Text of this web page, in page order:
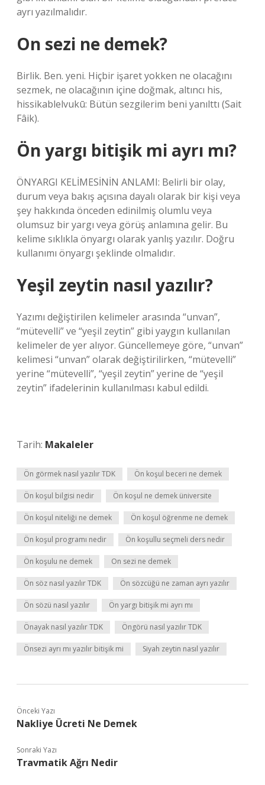
ayrı yazılmalıdır.
On sezi ne demek?
Birlik. Ben. yeni. Hiçbir işaret yokken ne olacağını
sezmek, ne olacağının içine doğmak, altıncı his,
hissikablelvukū: Bütün sezgilerim beni yanılttı (Sait
Fâik).
Ön yargı bitişik mi ayrı mı?
ÖNYARGI KELİMESİNİN ANLAMI: Belirli bir olay,
durum veya bakış açısına dayalı olarak bir kişi veya
şey hakkında önceden edinilmiş olumlu veya
olumsuz bir yargı veya görüş anlamına gelir. Bu
kelime sıklıkla önyargı olarak yanlış yazılır. Doğru
kullanımı önyargı şeklinde olmalıdır.
Yeşil zeytin nasıl yazılır?
Yazımı değiştirilen kelimeler arasında “unvan”,
“mütevelli” ve “yeşil zeytin” gibi yaygın kullanılan
kelimeler de yer alıyor. Güncellemeye göre, “unvan”
kelimesi “unvan” olarak değiştirilirken, “mütevelli”
yerine “mütevelli”, “yeşil zeytin” yerine de “yeşil
zeytin” ifadelerinin kullanılması kabul edildi.
Tarih: Makaleler
Ön görmek nasıl yazılır TDK Ön koşul beceri ne demek
Ön koşul bilgisi nedir Ön koşul ne demek üniversite
Ön koşul niteliği ne demek Ön koşul öğrenme ne demek
Ön koşul programı nedir Ön koşullu seçmeli ders nedir
Ön koşulu ne demek On sezi ne demek
Ön söz nasıl yazılır TDK Ön sözcüğü ne zaman ayrı yazılır
Ön sözü nasıl yazılır Ön yargı bitişik mi ayrı mı
Önayak nasıl yazılır TDK Öngörü nasıl yazılır TDK
Önsezi ayrı mı yazılır bitişik mi Siyah zeytin nasıl yazılır
Önceki Yazı
Nakliye Ücreti Ne Demek
Sonraki Yazı
Travmatik Ağrı Nedir